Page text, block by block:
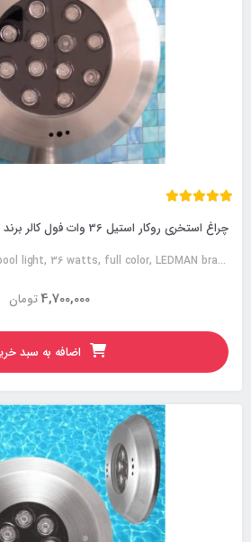
چراغ استخری روکار استیل 36 وات فول کالر برند LEDMAN
تومان4,700,000
اضافه به سبد خرید